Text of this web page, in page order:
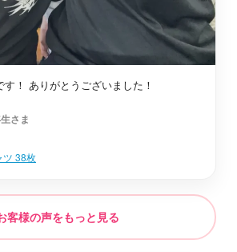
最短2日後お届け
最短2日後お届け
！ ありがとうございました！
さま
ツ 38枚
客様の声をもっと見る